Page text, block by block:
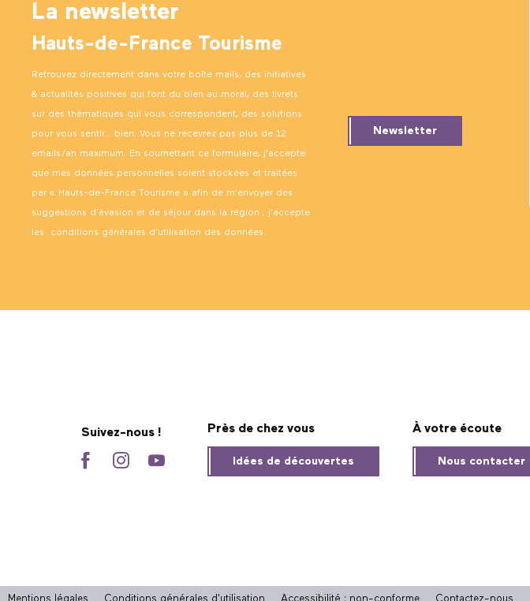
La newsletter
Hauts-de-France Tourisme
Retrouvez directement dans votre boîte mails, des initiatives
& actualités positives qui font du bien au moral, des livrets
sur des thématiques qui vous correspondent, des solutions
pour vous sentir… bien. Vous ne recevrez pas plus de 12
emails/an maximum. En soumettant ce formulaire, j’accepte
que mes données personnelles soient stockées et traitées
par « Hauts-de-France Tourisme » afin de m’envoyer des
suggestions d’évasion et de séjour dans la région ; j’accepte
les conditions générales d’utilisation des données.
Newsletter
Suivez-nous ! Près de chez vous
Idées de découvertes
À votre écoute
Nous contacter